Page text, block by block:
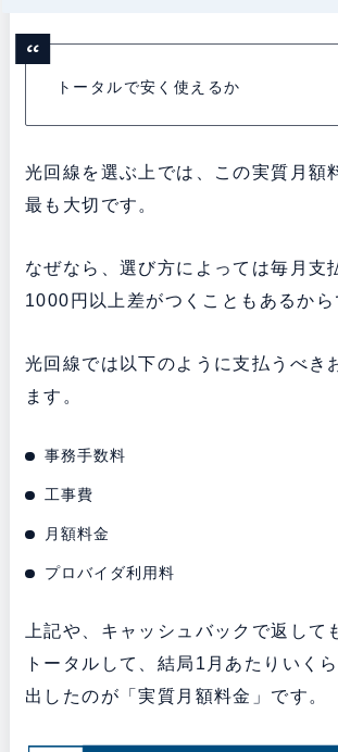
トータルで安く使えるか
光回線を選ぶ上では、この実質月額
最も大切です。
なぜなら、選び方によっては毎月支
1000円以上差がつくこともあるから
光回線では以下のように支払うべき
ます。
事務手数料
工事費
月額料金
プロバイダ利用料
上記や、キャッシュバックで返して
トータルして、結局1月あたりいく
出したのが「実質月額料金」です。